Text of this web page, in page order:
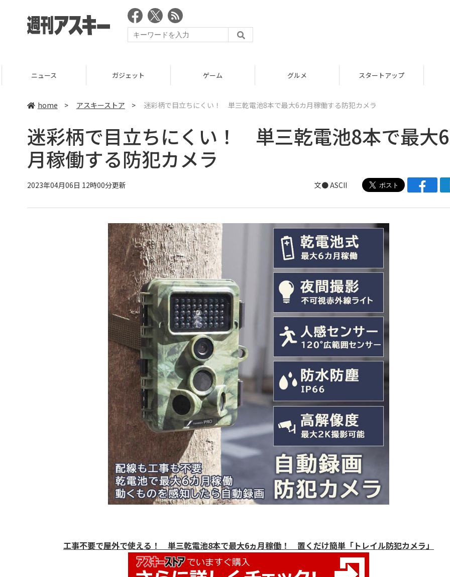
ニュース ガジェット ゲーム グルメ スタートアップ
home > アスキーストア > 迷彩柄で目立ちにくい！ 単三乾電池8本で最大6カ月稼働する防犯カメラ
迷彩柄で目立ちにくい！ 単三乾電池8本で最大
月稼働する防犯カメラ
2023年04月06日 12時00分更新 文● ASCII
工事不要で屋外で使える！ 単三乾電池8本で最大6ヵ月稼働！ 置くだけ簡単「トレイル防犯カメラ」